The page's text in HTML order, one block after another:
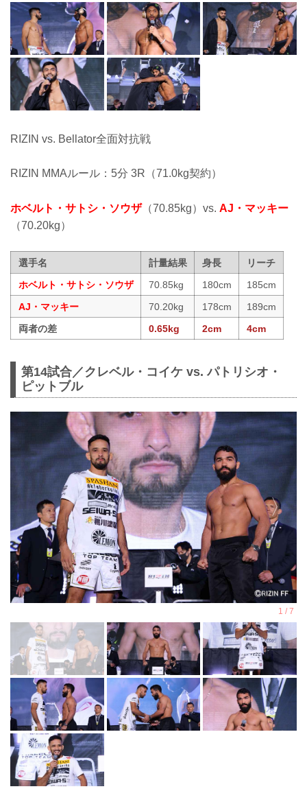
RIZIN vs. Bellator全面対抗戦
RIZIN MMAルール：5分 3R（71.0kg契約）
ホベルト・サトシ・ソウザ（70.85kg）vs. AJ・マッキー
（70.20kg）
選手名 計量結果 身長
リーチ
ホベルト・サトシ・ソウザ
70.85kg 180cm
185cm
AJ・マッキー
70.20kg 178cm
189cm
両者の差
0.65kg 2cm 4cm
第14試合／クレベル・コイケ vs. パトリシオ・
ピットブル